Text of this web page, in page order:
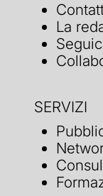
La
SERVIZI